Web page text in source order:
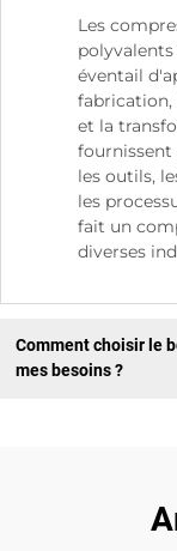
Les
éventail
et la
les outils,
les
fait un
diverses
Comment choisir le
mes besoins ?